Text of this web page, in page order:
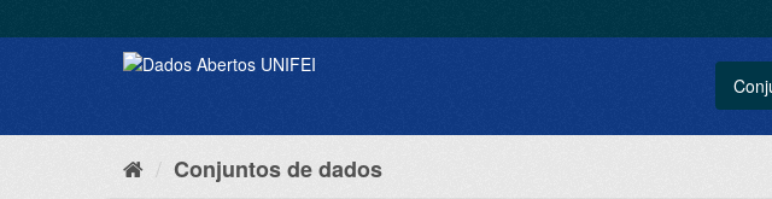
Conjuntos de dados